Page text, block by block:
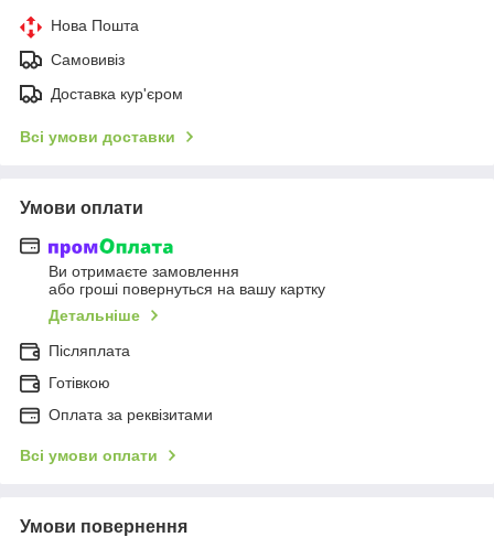
Нова Пошта
Самовивіз
Доставка кур'єром
Всі умови доставки
Умови оплати
Ви отримаєте замовлення
або гроші повернуться на вашу картку
Детальніше
Післяплата
Готівкою
Оплата за реквізитами
Всі умови оплати
Умови повернення